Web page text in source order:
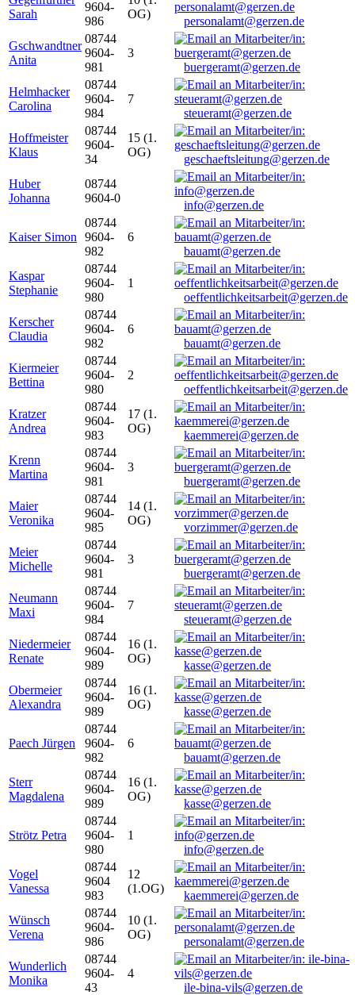
Sarah
9604-
986
OG)
personalamt@gerzen.de
Gschwandtner
Anita
08744
9604-
981
3
buergeramt@gerzen.de
Helmhacker
Carolina
08744
9604-
984
7
steueramt@gerzen.de
Hoffmeister
Klaus
08744
9604-
34
15 (1.
OG)
geschaeftsleitung@gerzen.de
Huber
Johanna
08744
9604-0
info@gerzen.de
Kaiser Simon
08744
9604-
982
6
bauamt@gerzen.de
Kaspar
Stephanie
08744
9604-
980
1
oeffentlichkeitsarbeit@gerzen.de
Kerscher
Claudia
08744
9604-
982
6
bauamt@gerzen.de
Kiermeier
Bettina
08744
9604-
980
2
oeffentlichkeitsarbeit@gerzen.de
Kratzer
Andrea
08744
9604-
983
17 (1.
OG)
kaemmerei@gerzen.de
Krenn
Martina
08744
9604-
981
3
buergeramt@gerzen.de
Maier
Veronika
08744
9604-
985
14 (1.
OG)
vorzimmer@gerzen.de
Meier
Michelle
08744
9604-
981
3
buergeramt@gerzen.de
Neumann
Maxi
08744
9604-
984
7
steueramt@gerzen.de
Niedermeier
Renate
08744
9604-
989
16 (1.
OG)
kasse@gerzen.de
Obermeier
Alexandra
08744
9604-
989
16 (1.
OG)
kasse@gerzen.de
Paech Jürgen
08744
9604-
982
6
bauamt@gerzen.de
Sterr
Magdalena
08744
9604-
989
16 (1.
OG)
kasse@gerzen.de
Strötz Petra
08744
9604-
980
1
info@gerzen.de
Vogel
Vanessa
08744
9604
983
12
(1.OG)
kaemmerei@gerzen.de
Wünsch
Verena
08744
9604-
986
10 (1.
OG)
personalamt@gerzen.de
Wunderlich
Monika
08744
9604-
43
4
ile-bina-vils@gerzen.de